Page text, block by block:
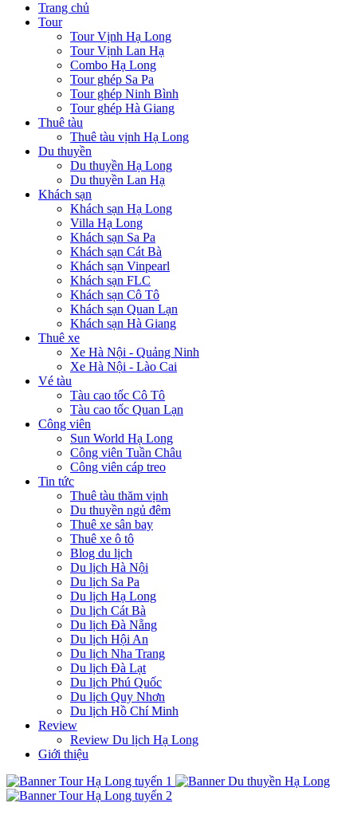
Trang chủ
Tour
Tour Vịnh Hạ Long
Tour Vịnh Lan Hạ
Combo Hạ Long
Tour ghép Sa Pa
Tour ghép Ninh Bình
Tour ghép Hà Giang
Thuê tàu
Thuê tàu vịnh Hạ Long
Du thuyền
Du thuyền Hạ Long
Du thuyền Lan Hạ
Khách sạn
Khách sạn Hạ Long
Villa Hạ Long
Khách sạn Sa Pa
Khách sạn Cát Bà
Khách sạn Vinpearl
Khách sạn FLC
Khách sạn Cô Tô
Khách sạn Quan Lạn
Khách sạn Hà Giang
Thuê xe
Xe Hà Nội - Quảng Ninh
Xe Hà Nội - Lào Cai
Vé tàu
Tàu cao tốc Cô Tô
Tàu cao tốc Quan Lạn
Công viên
Sun World Hạ Long
Công viên Tuần Châu
Công viên cáp treo
Tin tức
Thuê tàu thăm vịnh
Du thuyền ngủ đêm
Thuê xe sân bay
Thuê xe ô tô
Blog du lịch
Du lịch Hà Nội
Du lịch Sa Pa
Du lịch Hạ Long
Du lịch Cát Bà
Du lịch Đà Nẵng
Du lịch Hội An
Du lịch Nha Trang
Du lịch Đà Lạt
Du lịch Phú Quốc
Du lịch Quy Nhơn
Du lịch Hồ Chí Minh
Review
Review Du lịch Hạ Long
Giới thiệu